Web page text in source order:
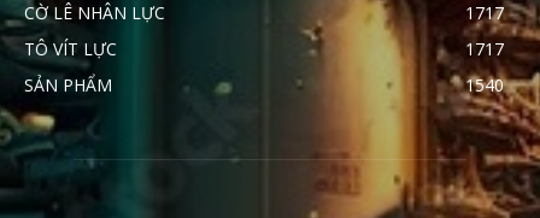
CỜ LÊ NHÂN LỰC
1717
TÔ VÍT LỰC
1717
SẢN PHẨM
1540